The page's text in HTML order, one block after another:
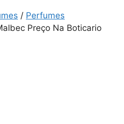
/ Perfumes
Preço Na Boticario